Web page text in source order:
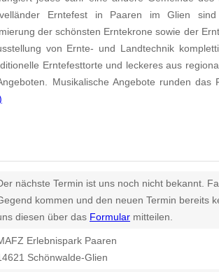
Erntefest in Paaren im Glien
der schönsten Erntekrone sowie der
von Ernte- und Landtechnik
Erntefesttorte und leckeres aus
Musikalische Angebote runden das
nächste Termin ist uns noch nicht bekannt.
kommen und den neuen Termin bereits
diesen über das Formular mitteilen.
Erlebnispark Paaren
Schönwalde-Glien